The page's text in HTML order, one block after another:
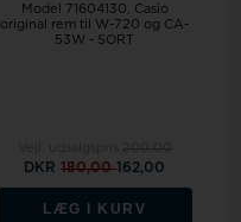
Model 71604130
Casio
original rem til W-720 og CA-
53W - SORT
DKR180,00162,00
LÆG I KURV